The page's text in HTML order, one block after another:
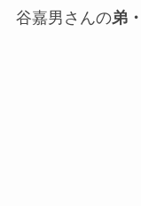
谷嘉男さんの弟